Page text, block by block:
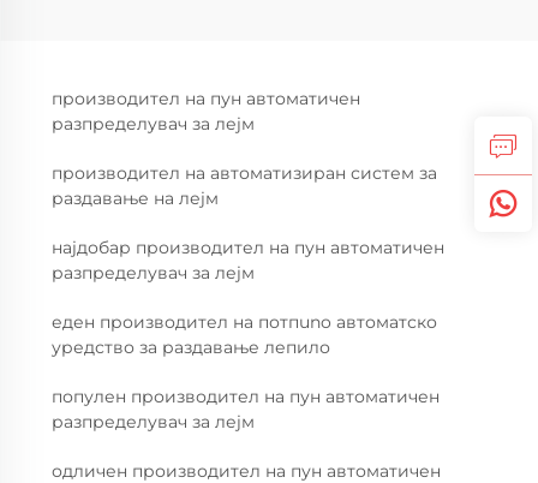
производител на пун автоматичен
разпределувач за лејм
производител на автоматизиран систем за
раздавање на лејм
најдобар производител на пун автоматичен
разпределувач за лејм
еден производител на потпuno автоматско
уредство за раздавање лепило
популен производител на пун автоматичен
разпределувач за лејм
одличен производител на пун автоматичен